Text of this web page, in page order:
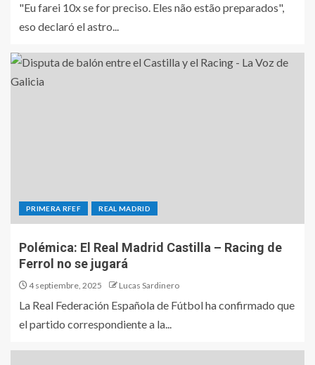
"Eu farei 10x se for preciso. Eles não estão preparados",
eso declaró el astro...
PRIMERA RFEF REAL MADRID
Polémica: El Real Madrid Castilla – Racing de
Ferrol no se jugará
4 septiembre, 2025 Lucas Sardinero
La Real Federación Española de Fútbol ha confirmado que
el partido correspondiente a la...